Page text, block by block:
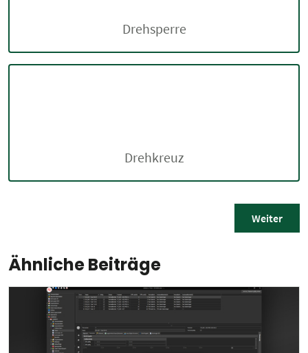
Drehsperre
Drehkreuz
Weiter
Ähnliche Beiträge